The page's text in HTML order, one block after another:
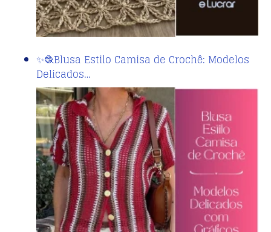
✨🧶Blusa Estilo Camisa de Crochê: Modelos
Delicados…